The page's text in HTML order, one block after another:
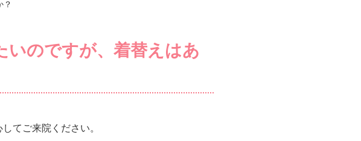
？
いのですが、着替えはあ
てご来院ください。